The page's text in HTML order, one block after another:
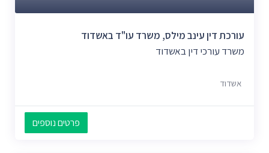
עורכת דין עינב מילס, משרד עו"ד באשדוד
משרד עורכי דין באשדוד
אשדוד
פרטים נוספים